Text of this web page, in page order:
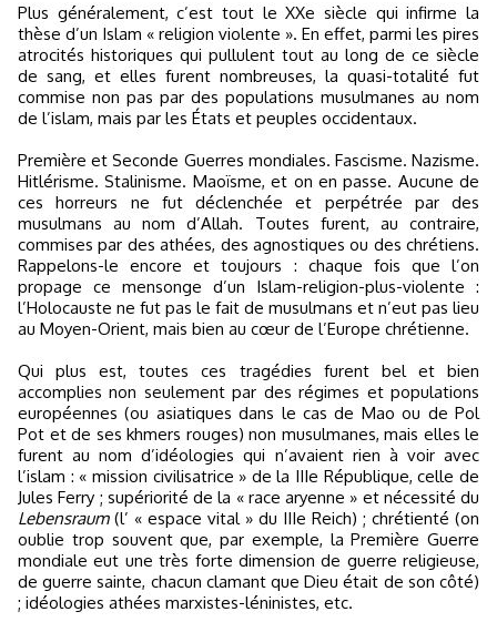
Plus généralement, c’est tout le XXe siècle qui infirme la
thèse d’un Islam « religion violente ». En effet, parmi les pires
atrocités historiques qui pullulent tout au long de ce siècle
de sang, et elles furent nombreuses, la quasi-totalité fut
commise non pas par des populations musulmanes au nom
de l’islam, mais par les États et peuples occidentaux.
Première et Seconde Guerres mondiales. Fascisme. Nazisme.
Hitlérisme. Stalinisme. Maoïsme, et on en passe. Aucune de
ces horreurs ne fut déclenchée et perpétrée par des
musulmans au nom d’Allah. Toutes furent, au contraire,
commises par des athées, des agnostiques ou des chrétiens.
Rappelons-le encore et toujours : chaque fois que l’on
propage ce mensonge d’un Islam-religion-plus-violente :
l’Holocauste ne fut pas le fait de musulmans et n’eut pas lieu
au Moyen-Orient, mais bien au cœur de l’Europe chrétienne.
Qui plus est, toutes ces tragédies furent bel et bien
accomplies non seulement par des régimes et populations
européennes (ou asiatiques dans le cas de Mao ou de Pol
Pot et de ses khmers rouges) non musulmanes, mais elles le
furent au nom d’idéologies qui n’avaient rien à voir avec
l’islam : « mission civilisatrice » de la IIIe République, celle de
Jules Ferry ; supériorité de la « race aryenne » et nécessité du
Lebensraum (l’ « espace vital » du IIIe Reich) ; chrétienté (on
oublie trop souvent que, par exemple, la Première Guerre
mondiale eut une très forte dimension de guerre religieuse,
de guerre sainte, chacun clamant que Dieu était de son côté)
; idéologies athées marxistes-léninistes, etc.